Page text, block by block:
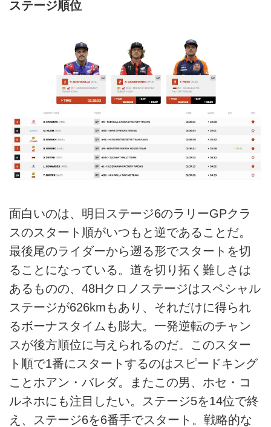
ステージ順位
面白いのは、明日ステージ6のラリーGPクラ
スのスタート順がいつもと逆であることだ。
最後尾のライダーから遡る形でスタートを切
ることになっている。道を切り拓く難しさは
あるものの、48Hクロノステージはスペシャル
ステージが626kmもあり、それだけに得られ
るボーナスタイムも膨大。一発逆転のチャン
スが後方順位に与えられるのだ。このスター
ト順で1番にスタートするのはスピードキング
ことホアン・バレダ。またこの男、ホセ・コ
ルネホにも注目したい。ステージ5を14位で終
え、ステージ6を6番手でスタート。戦略的な